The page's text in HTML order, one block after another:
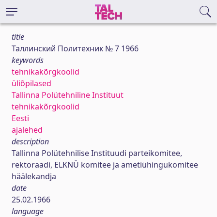
title
Таллинский Политехник № 7 1966
keywords
tehnikakõrgkoolid
üliõpilased
Tallinna Polütehniline Instituut
tehnikakõrgkoolid
Eesti
ajalehed
description
Tallinna Polütehnilise Instituudi parteikomitee,
rektoraadi, ELKNÜ komitee ja ametiühingukomitee
häälekandja
date
25.02.1966
language